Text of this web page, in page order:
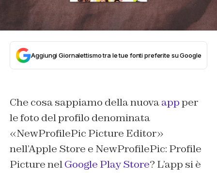
Aggiungi Giornalettismo tra le tue fonti preferite su Google
Che cosa sappiamo della nuovaappper
le foto del profilo denominata
«NewProfilePic Picture Editor»
nell’Apple Store e NewProfilePic: Profile
Picture nelGoogle Play Store? L’app si è